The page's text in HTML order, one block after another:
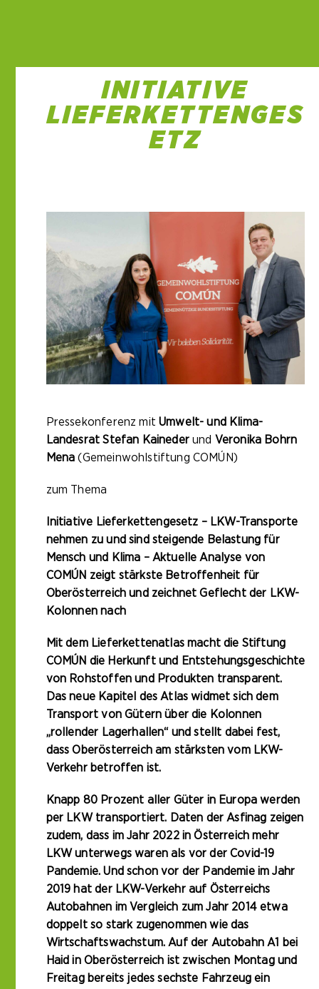
INITIATIVE
LIEFERKETTENGES
ETZ
Pressekonferenz mitUmwelt- und Klima-
Landesrat Stefan Kainederund Veronika Bohrn
Mena (Gemeinwohlstiftung COMÚN)
zum Thema
Initiative Lieferkettengesetz – LKW-Transporte
nehmen zu und sind steigende Belastung für
Mensch und Klima – Aktuelle Analyse von
COMÚN zeigt stärkste Betroffenheit für
Oberösterreich und zeichnet Geflecht der LKW-
Kolonnen nach
Mit dem Lieferkettenatlas macht die Stiftung
COMÚN die Herkunft und Entstehungsgeschichte
von Rohstoffen und Produkten transparent.
Das neue Kapitel des Atlas widmet sich dem
Transport von Gütern über die Kolonnen
„rollender Lagerhallen“ und stellt dabei fest,
dass Oberösterreich am stärksten vom LKW-
Verkehr betroffen ist.
Knapp 80 Prozent aller Güter in Europa werden
per LKW transportiert. Daten der Asfinag zeigen
zudem, dass im Jahr 2022 in Österreich mehr
LKW unterwegs waren als vor der Covid-19
Pandemie. Und schon vor der Pandemie im Jahr
2019 hat der LKW-Verkehr auf Österreichs
Autobahnen im Vergleich zum Jahr 2014 etwa
doppelt so stark zugenommen wie das
Wirtschaftswachstum. Auf der Autobahn A1 bei
Haid in Oberösterreich ist zwischen Montag und
Freitag bereits jedes sechste Fahrzeug ein